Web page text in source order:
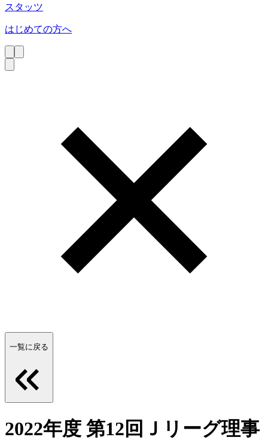
スタッツ
はじめての方へ
一覧に戻る
2022年度 第12回Ｊリーグ理事